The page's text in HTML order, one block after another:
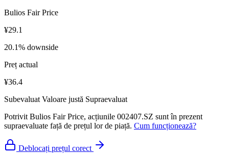
Bulios Fair Price
¥29.1
20.1% downside
Preț actual
¥36.4
Subevaluat Valoare justă Supraevaluat
Potrivit Bulios Fair Price, acțiunile 002407.SZ sunt în prezent
supraevaluate față de prețul lor de piață. Cum funcționează?
Deblocați prețul corect